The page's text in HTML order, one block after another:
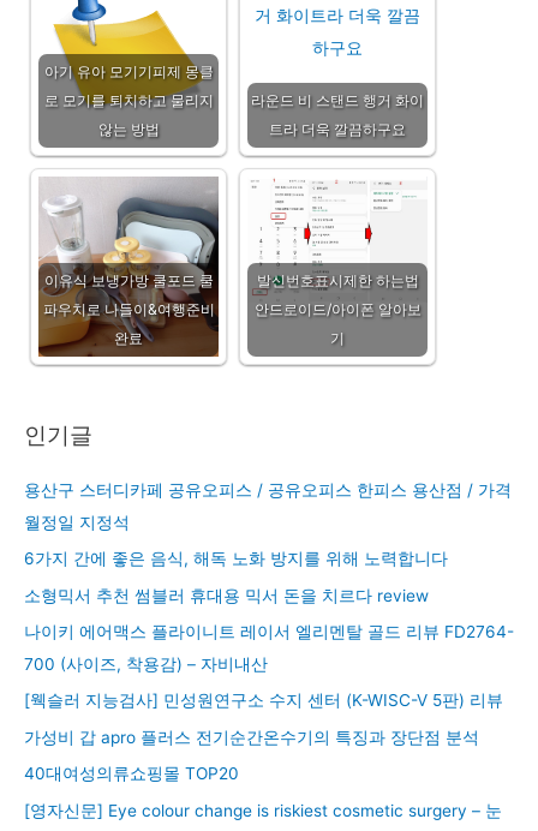
아기 유아 모기기피제 몽클
로 모기를 퇴치하고 물리지
않는 방법
라운드 비 스탠드 행거 화이
트라 더욱 깔끔하구요
이유식 보냉가방 쿨포드 쿨
파우치로 나들이&여행준비
완료
발신번호표시제한 하는법
안드로이드/아이폰 알아보
기
인기글
용산구 스터디카페 공유오피스 / 공유오피스 한피스 용산점 / 가격
월정일 지정석
6가지 간에 좋은 음식, 해독 노화 방지를 위해 노력합니다
소형믹서 추천 썸블러 휴대용 믹서 돈을 치르다 review
나이키 에어맥스 플라이니트 레이서 엘리멘탈 골드 리뷰 FD2764-
700 (사이즈, 착용감) – 자비내산
[웩슬러 지능검사] 민성원연구소 수지 센터 (K-WISC-V 5판) 리뷰
가성비 갑 apro 플러스 전기순간온수기의 특징과 장단점 분석
40대여성의류쇼핑몰 TOP20
[영자신문] Eye colour change is riskiest cosmetic surgery – 눈